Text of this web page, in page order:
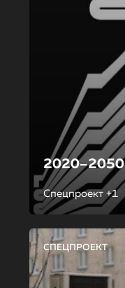
2020–2050
Спецпроект +1
СПЕЦПРОЕКТ